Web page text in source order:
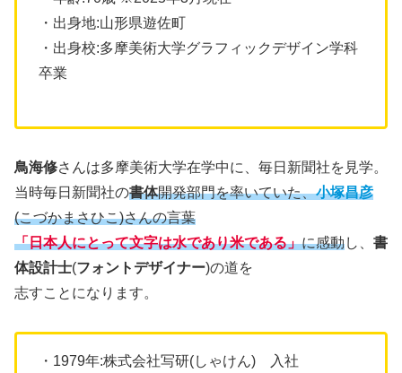
・出身地:山形県遊佐町
・出身校:多摩美術大学グラフィックデザイン学科
卒業
鳥海修さんは多摩美術大学在学中に、毎日新聞社を見学。
当時毎日新聞社の書体開発部門を率いていた、小塚昌彦
(こづかまさひこ)さんの言葉
「日本人にとって文字は水であり米である」に感動し、 書
体設計士(フォントデザイナー)の道を
志すことになります。
・1979年:株式会社写研(しゃけん) 入社